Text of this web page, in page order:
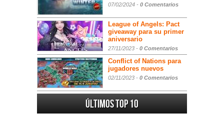
07/02/2024 - 0 Comentarios
League of Angels: Pact
giveaway para su primer
aniversario
27/11/2023 - 0 Comentarios
Conflict of Nations para
jugadores nuevos
02/11/2023 - 0 Comentarios
Últimos Top 10